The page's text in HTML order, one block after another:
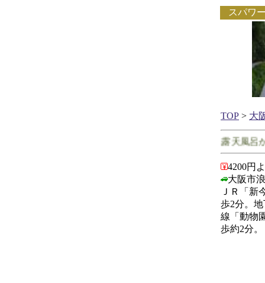
スパワ
TOP > 大
大阪府で客室に露天風呂
4200円
大阪市
ＪＲ「新
歩2分。
線「動物
歩約2分。